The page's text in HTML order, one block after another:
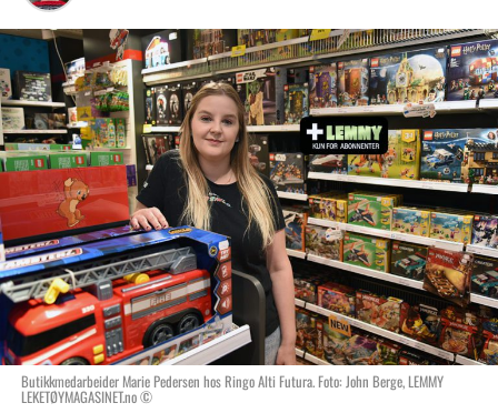
Butikkmedarbeider Marie Pedersen hos Ringo Alti Futura. Foto: John Berge, LEMMY
LEKETØYMAGASINET.no ©